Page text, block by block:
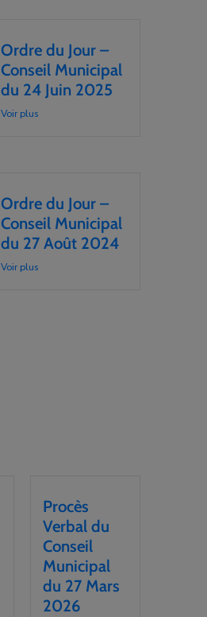
Ordre du Jour –
Conseil Municipal
du 24 Juin 2025
Voir plus
Ordre du Jour –
Conseil Municipal
du 27 Août 2024
Voir plus
Procès
Verbal du
Conseil
Municipal
du 27 Mars
2026